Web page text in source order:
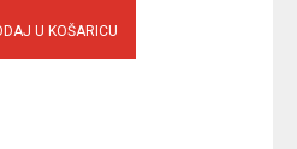
U KOŠARICU